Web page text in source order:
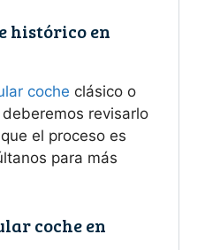
histórico en
coche clásico o
revisarlo
el proceso es
para más
coche en